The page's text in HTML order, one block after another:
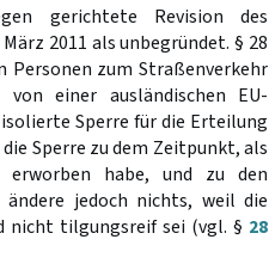
gerichtete Revision des
2011 als unbegründet. § 28
Personen zum Straßenverkehr
von einer ausländischen EU-
Sperre für die Erteilung
Sperre zu dem Zeitpunkt, als
erworben habe, und zu den
jedoch nichts, weil die
nicht tilgungsreif sei (vgl. § 28